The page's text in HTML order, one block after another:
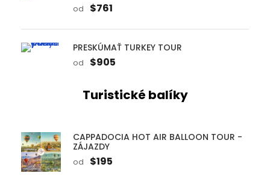
od $761
PRESKÚMAŤ TURKEY TOUR
od $905
Turistické balíky
CAPPADOCIA HOT AIR BALLOON TOUR -
ZÁJAZDY
od $195